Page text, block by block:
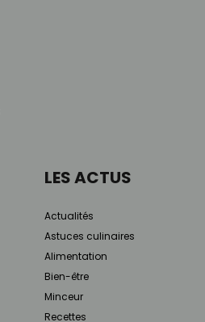
LES ACTUS
Actualités
Astuces culinaires
Alimentation
Bien-être
Minceur
Recettes